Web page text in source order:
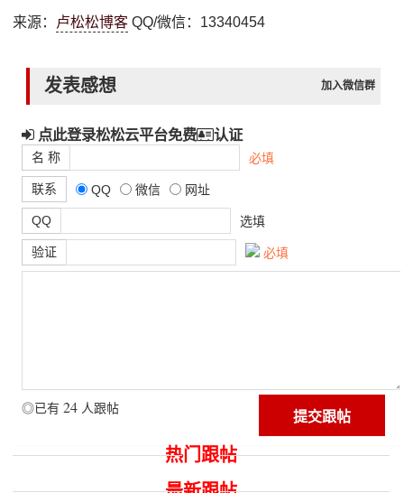
来源： 卢松松博客 QQ/微信：13340454
发表感想 加入微信群
点此登录松松云平台免费 认证
名 称 必填
联系 QQ 微信 网址
QQ 选填
验证 必填
◎已有 24 人跟帖
热门跟帖